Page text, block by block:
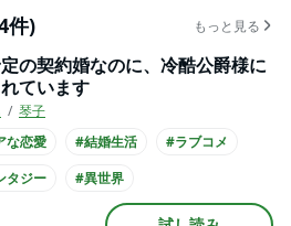
件) もっと見る
の契約婚なのに、冷酷公爵様に
ています
琴子
な恋愛
#結婚生活
#ラブコメ
タジー
#異世界
#クール男子